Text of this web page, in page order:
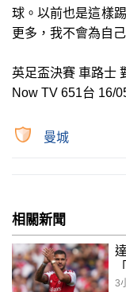
球。以前也是這樣
更多，我不會為自己
英足盃決賽 車路士
Now TV 651台 16/
曼城
相關新聞
3